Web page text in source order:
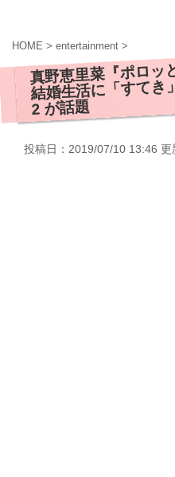
HOME > entertainment >
真野恵里菜『ポロッ
結婚生活に「すて
2 が話題
投稿日：2019/07/10 13:46 更